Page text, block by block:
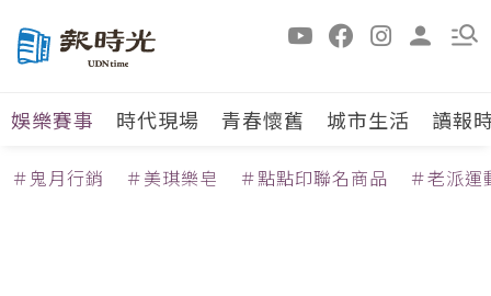
娛樂賽事 時代現場 青春懷舊 城市生活 讀報
＃鬼月行銷 ＃美琪樂皂 ＃點點印聯名商品 ＃老派運